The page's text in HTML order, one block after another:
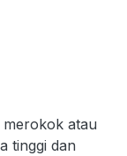
merokok atau
tinggi dan